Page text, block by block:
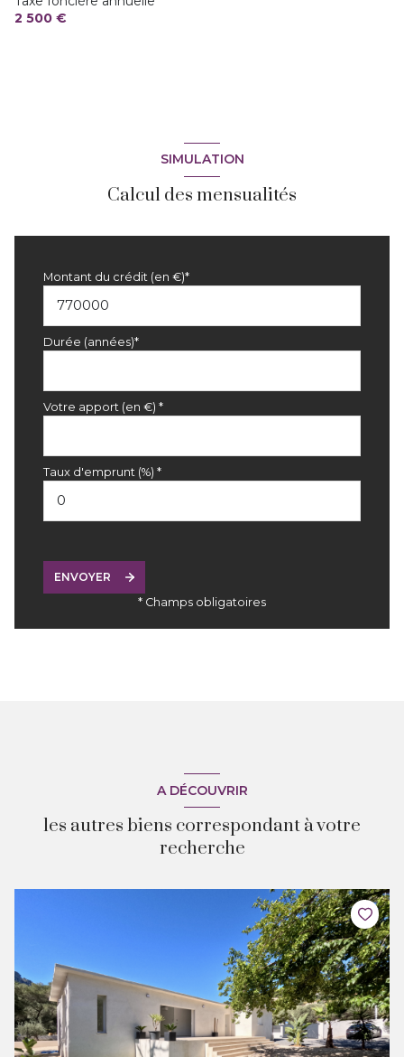
2 parking(s)
arboré
piscinable
2 500 €
SIMULATION
Calcul des mensualités
Montant du crédit (en €)*
Durée (années)*
Votre apport (en €) *
Taux d'emprunt (%) *
ENVOYER
* Champs obligatoires
A DÉCOUVRIR
les autres biens correspondant à votre
recherche